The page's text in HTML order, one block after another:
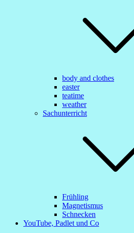
body and clothes
easter
teatime
weather
Sachunterricht
Frühling
Magnetismus
Schnecken
YouTube, Padlet und Co